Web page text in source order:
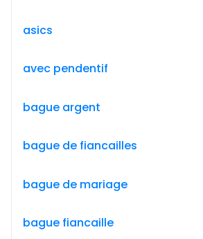
asics
avec pendentif
bague argent
bague de fiancailles
bague de mariage
bague fiancaille